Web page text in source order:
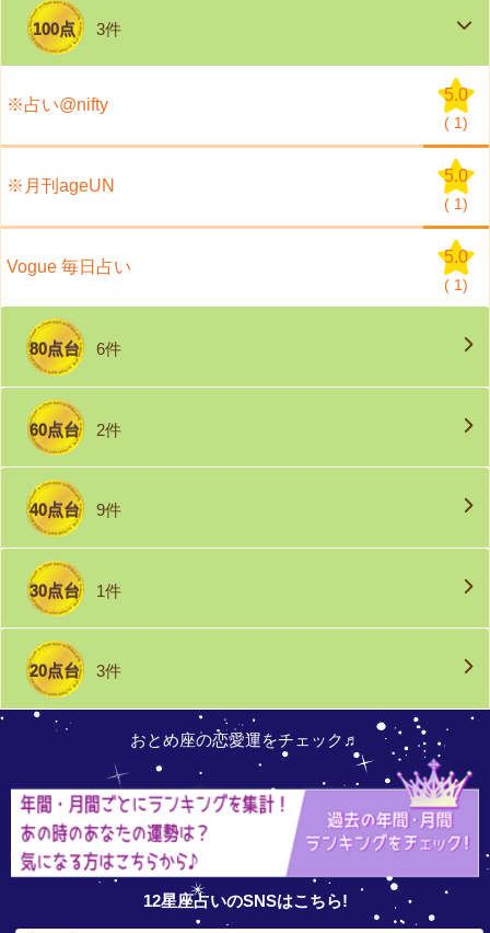
100点 3件
※占い@nifty
5.0
( 1)
※月刊ageUN
5.0
( 1)
Vogue 毎日占い
5.0
( 1)
80点台 6件
60点台 2件
40点台 9件
30点台 1件
20点台 3件
おとめ座の恋愛運をチェック♬
12星座占いのSNSはこちら!